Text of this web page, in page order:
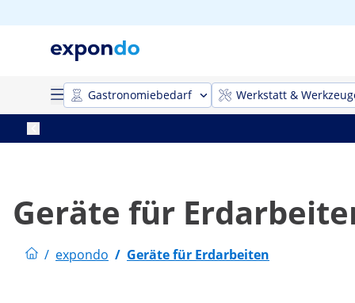
Gastronomiebedarf Werkstatt &
Geräte für
/ expondo / Geräte für Erdarbeiten